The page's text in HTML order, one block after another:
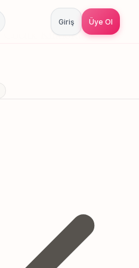
Giriş Üye Ol
Cocuk Kuaforu
Cocuk Kuaforu